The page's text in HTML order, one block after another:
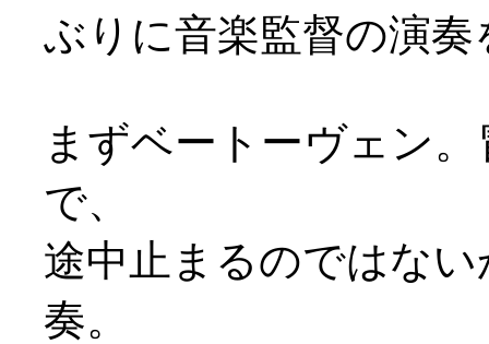
ぶりに音楽監督の演
まずベートーヴェン
で、
途中止まるのではな
奏。